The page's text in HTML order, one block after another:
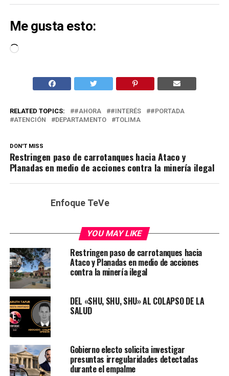
Me gusta esto:
Cargando...
RELATED TOPICS: #AHORA #INTERÉS
#PORTADA
ATENCIÓN
DEPARTAMENTO TOLIMA
DON'T MISS
Restringen paso de carrotanques hacia Ataco y
Planadas en medio de acciones contra la minería ilegal
Enfoque TeVe
YOU MAY LIKE
Restringen paso de carrotanques hacia
Ataco y Planadas en medio de acciones
contra la minería ilegal
DEL «SHU, SHU, SHU» AL COLAPSO DE LA
SALUD
Gobierno electo solicita investigar
presuntas irregularidades detectadas
durante el empalme